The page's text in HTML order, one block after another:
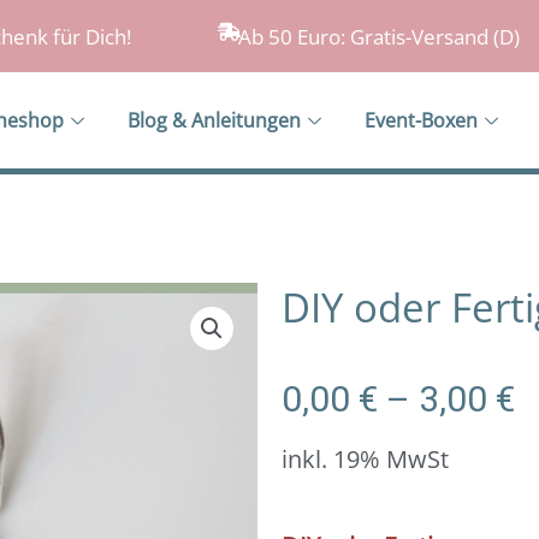
für Dich! Ab 50 Euro: Gratis-Versand (D)
Blog & Anleitungen Event-Boxen
DIY oder
0,00 € – 3,00 €
inkl. 19% MwSt